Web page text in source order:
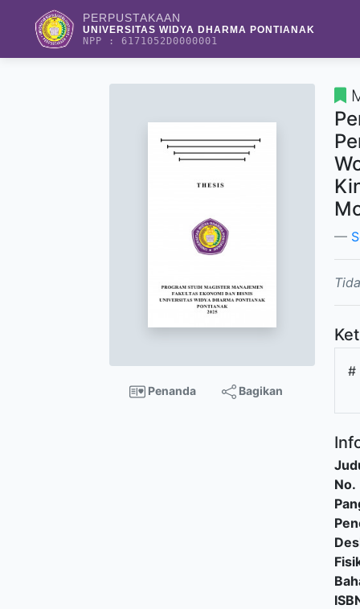
PERPUSTAKAAN
UNIVERSITAS WIDYA DHARMA PONTIANAK
NPP : 6171052D0000001
Penanda Bagikan
#
No.